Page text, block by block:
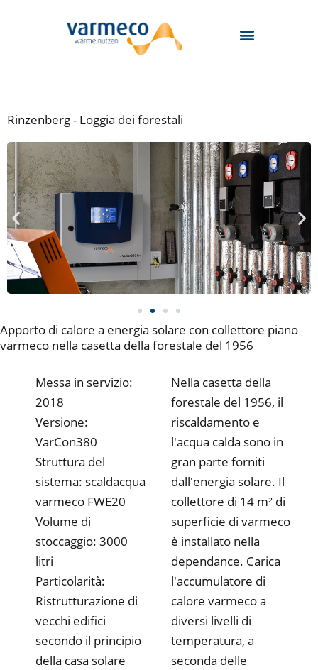
Rinzenberg - Loggia dei forestali
Apporto di calore a energia solare con collettore piano
varmeco nella casetta della forestale del 1956
Messa in servizio:
2018
Versione:
VarCon380
Struttura del
sistema: scaldacqua
varmeco FWE20
Volume di
stoccaggio: 3000
litri
Particolarità:
Ristrutturazione di
vecchi edifici
secondo il principio
della casa solare
Nella casetta della
forestale del 1956, il
riscaldamento e
l'acqua calda sono in
gran parte forniti
dall'energia solare. Il
collettore di 14 m² di
superficie di varmeco
è installato nella
dependance. Carica
l'accumulatore di
calore varmeco a
diversi livelli di
temperatura, a
seconda delle